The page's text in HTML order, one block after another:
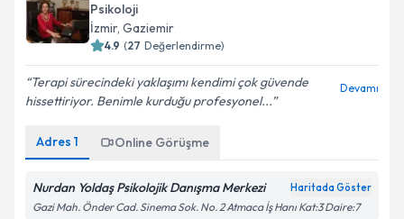
Psikoloji
İzmir, Gaziemir
4.9 (27 Değerlendirme)
Terapi sürecindeki yaklaşımı kendimi çok güvende
hissettiriyor. Benimle kurduğu profesyonel...
Devamı
Adres 1 Online Görüşme
Nurdan Yoldaş Psikolojik Danışma Merkezi Haritada Göster
Gazi Mah. Önder Cad. Sinema Sok. No. 2 Atmaca İş Hanı Kat:3 Daire:7